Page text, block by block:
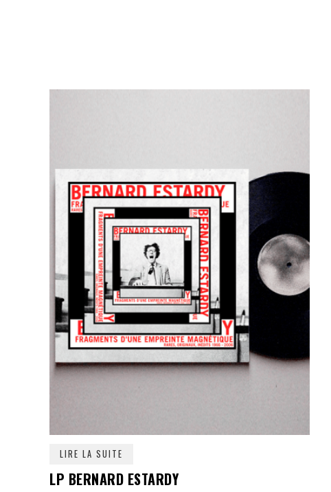
LIRE LA SUITE
LP BERNARD ESTARDY